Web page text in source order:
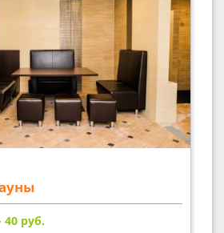
40 руб.